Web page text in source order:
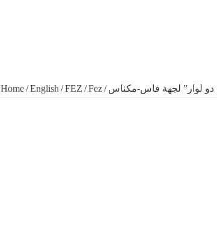
Home/English /FEZ /Fez/ دو لوار” لجهة فاس-مكناس